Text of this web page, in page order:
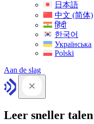
日本語
中文 (简体)
हिंदी
한국어
Українська
Polski
Aan de slag
Leer sneller